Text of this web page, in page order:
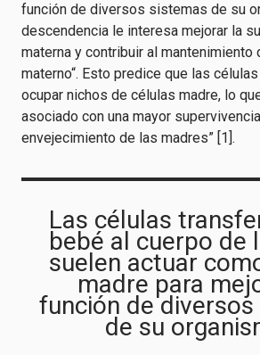
función de diversos sistemas de su
descendencia le interesa mejorar la
materna y contribuir al mantenimiento
materno“. Esto predice que las
ocupar nichos de células madre, lo
asociado con una mayor
envejecimiento de las madres” [1].
Las células
bebé al cuerpo de
suelen actuar
madre para
función de
de su